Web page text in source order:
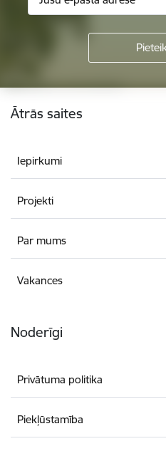
Kājene
Ātrās saites
Iepirkumi
Projekti
Par mums
Vakances
Noderīgi
Privātuma politika
Piekļūstamība